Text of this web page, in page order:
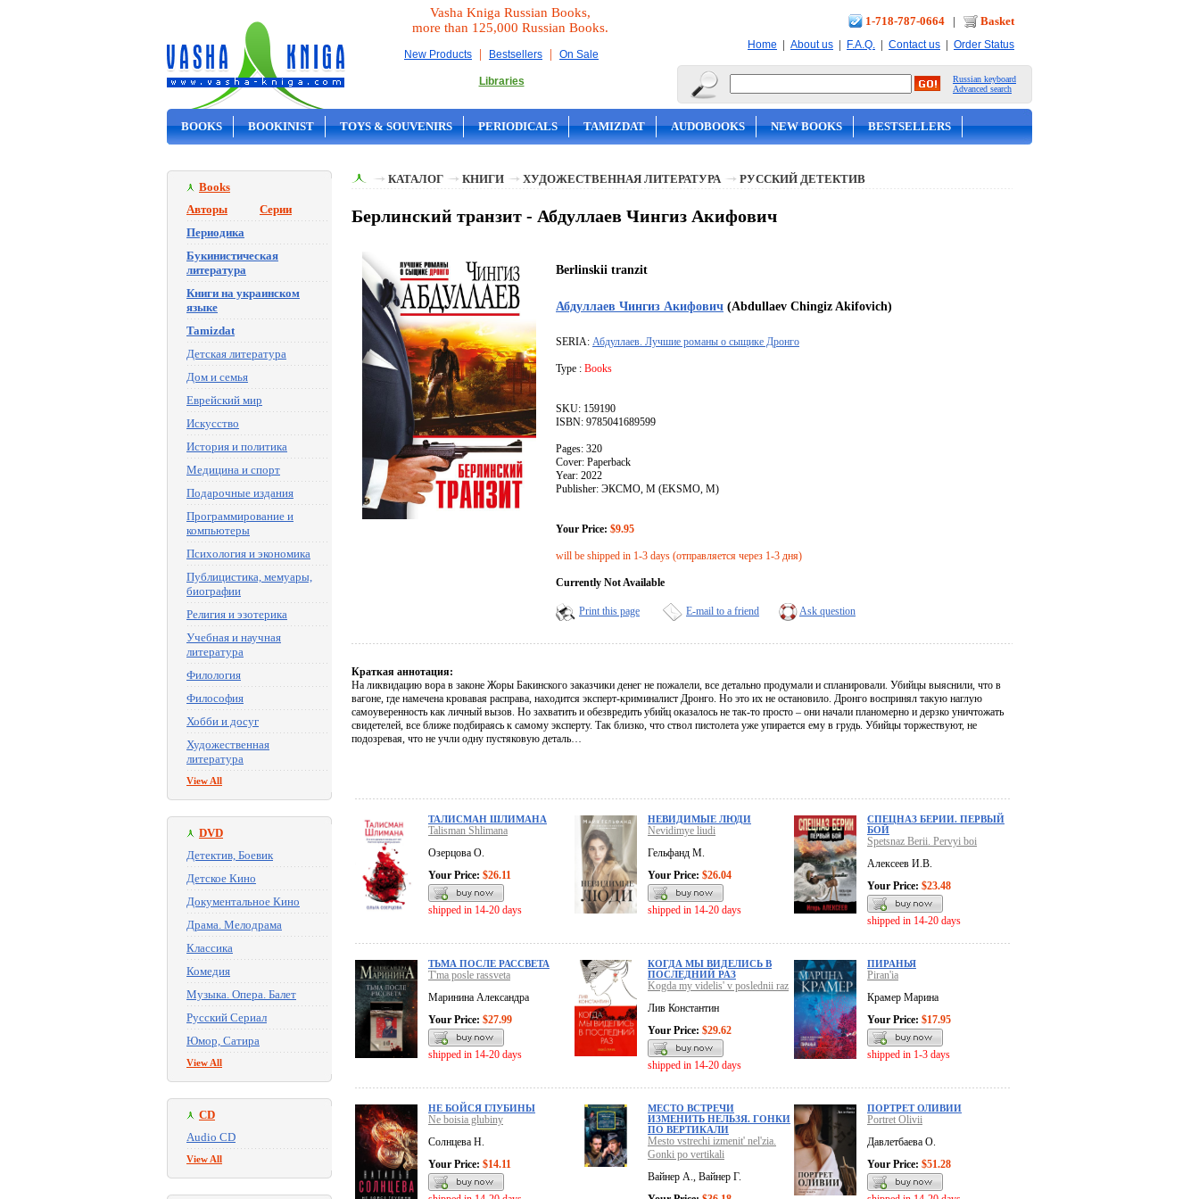
Vasha Kniga Russian Books,
more than 125,000 Russian Books.
New Products | Bestsellers | On Sale
Libraries
1-718-787-0664 | Basket
Home | About us | F.A.Q. | Contact us | Order Status
Russian keyboard
Advanced search
BOOKS BOOKINIST TOYS & SOUVENIRS PERIODICALS TAMIZDAT AUDOBOOKS NEW BOOKS BESTSELLERS
Books
Авторы
Серии
Периодика
Букинистическая
литература
Книги на украинском
языке
Tamizdat
Детская литература
Дом и семья
Еврейский мир
Искусство
История и политика
Медицина и спорт
Подарочные издания
Программирование и
компьютеры
Психология и экономика
Публицистика, мемуары,
биографии
Религия и эзотерика
Учебная и научная
литература
Филология
Философия
Хобби и досуг
Художественная
литература
View All
DVD
Детектив, Боевик
Детское Кино
Документальное Кино
Драма. Мелодрама
Классика
Комедия
Музыка. Опера. Балет
Русский Сериал
Юмор, Сатира
View All
CD
Audio CD
View All
КАТАЛОГ КНИГИ ХУДОЖЕСТВЕННАЯ ЛИТЕРАТУРА РУССКИЙ ДЕТЕКТИВ
Берлинский транзит - Абдуллаев Чингиз Акифович
Berlinskii tranzit
Абдуллаев Чингиз Акифович (Abdullaev Chingiz Akifovich)
SERIA: Абдуллаев. Лучшие романы о сыщике Дронго
Type : Books
SKU: 159190
ISBN: 9785041689599
Pages: 320
Cover: Paperback
Year: 2022
Publisher: ЭКСМО, М (EKSMO, M)
Your Price: $9.95
will be shipped in 1-3 days (отправляется через 1-3 дня)
Currently Not Available
Print this page E-mail to a friend Ask question
Краткая аннотация:
На ликвидацию вора в законе Жоры Бакинского заказчики денег не пожалели, все детально продумали и спланировали. Убийцы выяснили, что в
вагоне, где намечена кровавая расправа, находится эксперт-криминалист Дронго. Но это их не остановило. Дронго воспринял такую наглую
самоуверенность как личный вызов. Но захватить и обезвредить убийц оказалось не так-то просто – они начали планомерно и дерзко уничтожать
свидетелей, все ближе подбираясь к самому эксперту. Так близко, что ствол пистолета уже упирается ему в грудь. Убийцы торжествуют, не
подозревая, что не учли одну пустяковую деталь…
ТАЛИСМАН ШЛИМАНА
Talisman Shlimana
Озерцова О.
Your Price: $26.11
shipped in 14-20 days
НЕВИДИМЫЕ ЛЮДИ
Nevidimye liudi
Гельфанд М.
Your Price: $26.04
shipped in 14-20 days
СПЕЦНАЗ БЕРИИ. ПЕРВЫЙ
БОЙ
Spetsnaz Berii. Pervyi boi
Алексеев И.В.
Your Price: $23.48
shipped in 14-20 days
ТЬМА ПОСЛЕ РАССВЕТА
T'ma posle rassveta
Маринина Александра
Your Price: $27.99
shipped in 14-20 days
КОГДА МЫ ВИДЕЛИСЬ В
ПОСЛЕДНИЙ РАЗ
Kogda my videlis' v poslednii raz
Лив Константин
Your Price: $29.62
shipped in 14-20 days
ПИРАНЬЯ
Piran'ia
Крамер Марина
Your Price: $17.95
shipped in 1-3 days
НЕ БОЙСЯ ГЛУБИНЫ
Ne boisia glubiny
Солнцева Н.
Your Price: $14.11
МЕСТО ВСТРЕЧИ
ИЗМЕНИТЬ НЕЛЬЗЯ. ГОНКИ
ПО ВЕРТИКАЛИ
Mesto vstrechi izmenit' nel'zia.
Gonki po vertikali
Вайнер А., Вайнер Г.
ПОРТРЕТ ОЛИВИИ
Portret Olivii
Давлетбаева О.
Your Price: $51.28